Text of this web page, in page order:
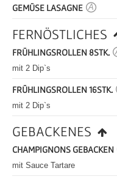
GEMÜSE LASAGNE A
FERNÖSTLICHES
FRÜHLINGSROLLEN 8STK.
mit 2 Dip`s
FRÜHLINGSROLLEN 16STK.
mit 2 Dip`s
GEBACKENES
CHAMPIGNONS GEBACKEN
mit Sauce Tartare